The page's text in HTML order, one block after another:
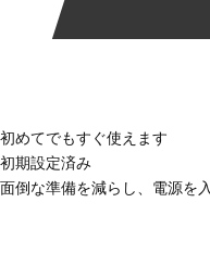
初めてでもすぐ使えます
初期設定済み
面倒な準備を減らし、電源を